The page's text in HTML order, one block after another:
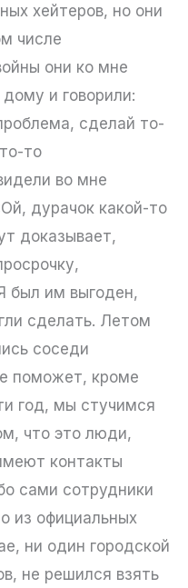
хейтеров, но они
числе
они ко мне
и говорили:
сделай то-
то
во мне
дурачок какой-то
доказывает,
был им выгоден,
сделать. Летом
соседи
поможет, кроме
год, мы стучимся
что это люди,
контакты
сами сотрудники
из официальных
ни один городской
не решился взять